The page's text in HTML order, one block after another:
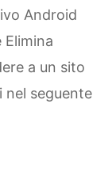
Android
a un sito
nel seguente